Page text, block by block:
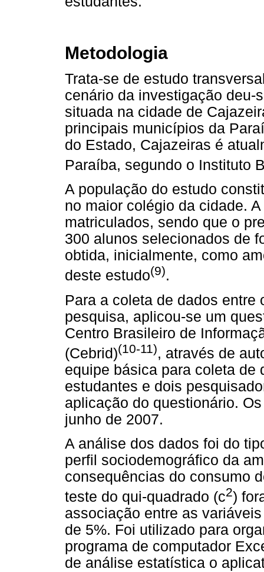
Metodologia
Trata-se de estudo
cenário da investigação deu-
situada na cidade de
principais municípios da
do Estado, Cajazeiras é
Paraíba, segundo o Instituto
A população do estudo
no maior colégio da cidade.
matriculados, sendo que o
300 alunos selecionados de
obtida, inicialmente, como
deste estudo(9).
Para a coleta de dados
pesquisa, aplicou-se um
Centro Brasileiro de
(Cebrid)(10-11), através de
equipe básica para coleta de
estudantes e dois
aplicação do questionário.
junho de 2007.
A análise dos dados foi do
perfil sociodemográfico da
consequências do consumo
teste do qui-quadrado (c2)
associação entre as
de 5%. Foi utilizado para
programa de computador
de análise estatística o